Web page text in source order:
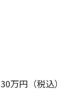
万円（税込）